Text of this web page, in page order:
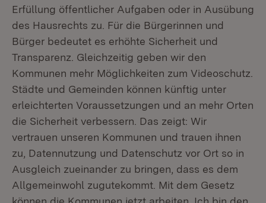
Erfüllung öffentlicher Aufgaben oder in Ausübung
des Hausrechts zu. Für die Bürgerinnen und
Bürger bedeutet es erhöhte Sicherheit und
Transparenz. Gleichzeitig geben wir den
Kommunen mehr Möglichkeiten zum Videoschutz.
Städte und Gemeinden können künftig unter
erleichterten Voraussetzungen und an mehr Orten
die Sicherheit verbessern. Das zeigt: Wir
vertrauen unseren Kommunen und trauen ihnen
zu, Datennutzung und Datenschutz vor Ort so in
Ausgleich zueinander zu bringen, dass es dem
Allgemeinwohl zugutekommt. Mit dem Gesetz